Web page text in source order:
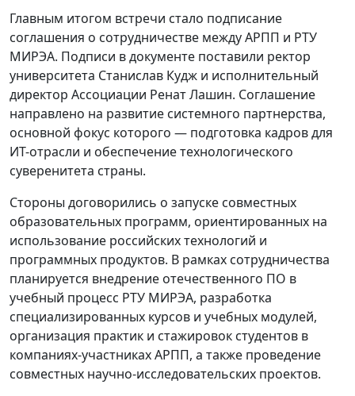
Главным итогом встречи стало подписание
соглашения о сотрудничестве между АРПП и РТУ
МИРЭА. Подписи в документе поставили ректор
университета Станислав Кудж и исполнительный
директор Ассоциации Ренат Лашин. Соглашение
направлено на развитие системного партнерства,
основной фокус которого — подготовка кадров для
ИТ-отрасли и обеспечение технологического
суверенитета страны.
Стороны договорились о запуске совместных
образовательных программ, ориентированных на
использование российских технологий и
программных продуктов. В рамках сотрудничества
планируется внедрение отечественного ПО в
учебный процесс РТУ МИРЭА, разработка
специализированных курсов и учебных модулей,
организация практик и стажировок студентов в
компаниях-участниках АРПП, а также проведение
совместных научно-исследовательских проектов.